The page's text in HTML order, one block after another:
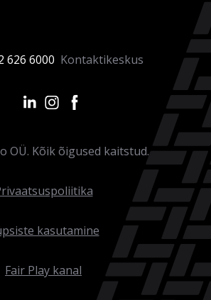
626 6000 Kontaktikeskus
OÜ. Kõik õigused kaitstud.
kasutamine
Fair Play kanal